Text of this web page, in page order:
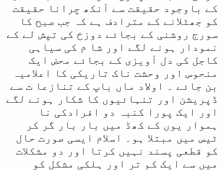
کے باوجود حقیقت سے آنکھ چرانا حقیقت
کو جھٹلانے کے مترادف ہے کہ جب صبح کا
سورج روشنی کے بجائے دوزخ کی تپش لے کے
نمودار ہونے لگے اور شا م کی سیاہی
کاجل کی دل آویزی کے بجائے محض ایک
منحوس اور وحشت ناک تاریکی کا اعلامیہ
بن جائے ۔ اولاد ماں باپ کے تنازعا ت سے
ڈپریشن اور تنہائیوں کا شکار ہونے لگے
اور ایک پورا کنبہ دو افرادکی نا
ہموار یوں کے کھڈ میں بار بار گر کر
ٹیس میں مبتلا ہو۔ اسلام ایسی صورت حال
کو قطعی پسند نہیں کرتا اور دو مشکلات
میں سے ایک کم تر اور ہلکی مشکل کو